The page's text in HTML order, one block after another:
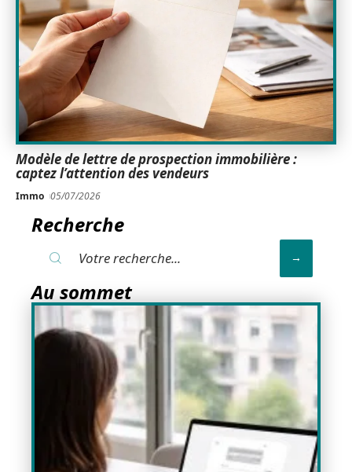
Modèle de lettre de prospection immobilière :
captez l’attention des vendeurs
Immo 05/07/2026
Recherche
Au sommet